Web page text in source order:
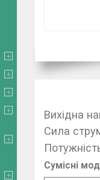
Вихідна
Сила
Сумісні